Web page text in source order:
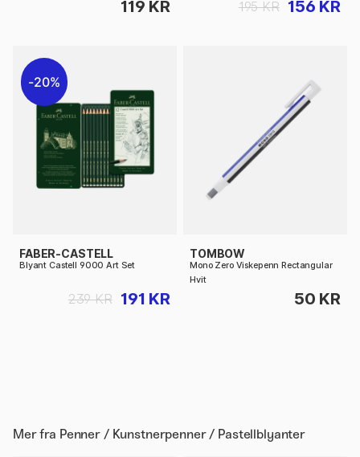
119 KR 156 KR
195 KR
20%
FABER-CASTELL
Blyant Castell 9000 Art Set
191 KR
239 KR
TOMBOW
Mono Zero Viskepenn Rectangular
Hvit
50 KR
Mer fra Penner / Kunstnerpenner / Pastellblyanter